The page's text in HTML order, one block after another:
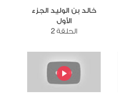
خالد بن الوليد الجزء
الأول
الحلقة 2